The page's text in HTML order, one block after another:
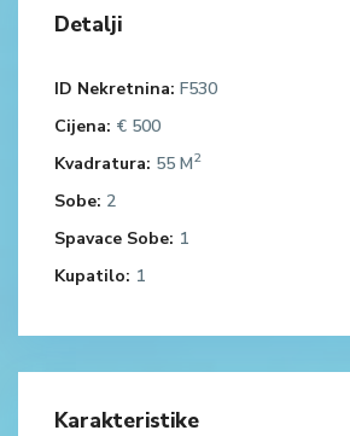
Detalji
ID Nekretnina: F530
Cijena: € 500
Kvadratura: 55 M2
Sobe: 2
Spavace Sobe: 1
Kupatilo: 1
Karakteristike